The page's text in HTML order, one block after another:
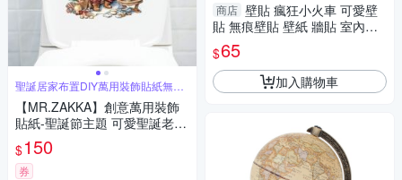
聖誕居家布置DIY萬用裝飾貼紙無痕
牆貼
【MR.ZAKKA】創意萬用裝飾
貼紙-聖誕節主題 可愛聖誕老人
居家節慶布置 DIY可移式壁貼
無痕壁貼 牆貼
$150
券
商店 壁貼 瘋狂小火車 可愛壁
貼 無痕壁貼 壁紙 牆貼 室內設
計 裝潢 Loxin
$65
加入購物車